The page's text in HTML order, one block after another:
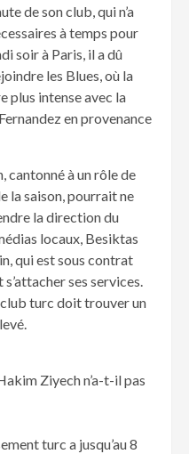
de son club, qui n’a
à temps pour
soir à Paris, il a dû
les Blues, où la
plus intense avec la
en provenance
cantonné à un rôle de
la saison, pourrait ne
la direction du
locaux, Besiktas
qui est sous contrat
ses services.
turc doit trouver un
Ziyech n’a-t-il pas
turc a jusqu’au 8